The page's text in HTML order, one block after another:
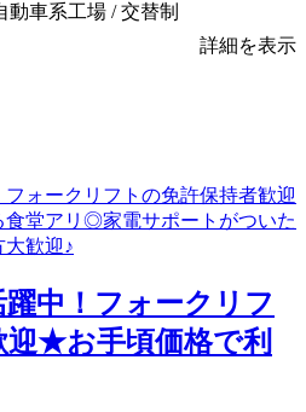
動車系工場 / 交替制
詳細を表示
躍中！フォークリフ
迎★お手頃価格で利